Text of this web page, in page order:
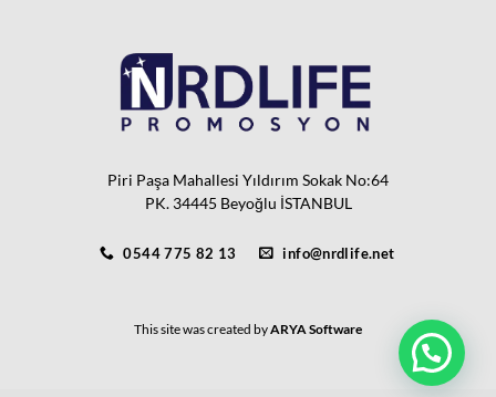
Piri Paşa Mahallesi Yıldırım Sokak No:64
PK. 34445 Beyoğlu İSTANBUL
0544 775 82 13 info@nrdlife.net
This site was created byARYA Software